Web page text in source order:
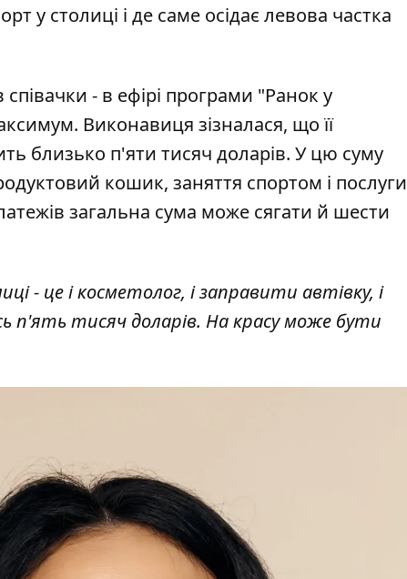
у столиці і де саме осідає левова частка
- в ефірі програми "Ранок у
Виконавиця зізналася, що її
близько п'яти тисяч доларів. У цю суму
кошик, заняття спортом і послуги
загальна сума може сягати й шести
це і косметолог, і заправити автівку, і
п'ять тисяч доларів. На красу може бути